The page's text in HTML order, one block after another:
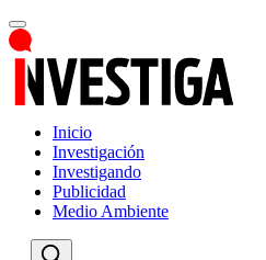
Inicio
Investigación
Investigando
Publicidad
Medio Ambiente